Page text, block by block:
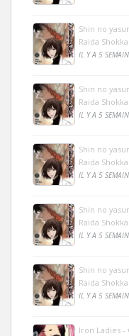
Shin no
Raida
IL Y A 5
Shin no
Raida
IL Y A 5
Shin no
Raida
IL Y A 5
Shin no
Raida
IL Y A 5
Shin no
Raida
IL Y A 5
Iron Ladies -